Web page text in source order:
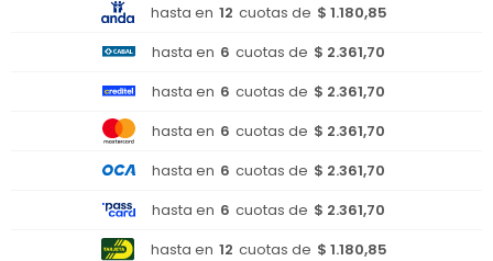
hasta en 12 cuotas de $ 1.180,85
hasta en 6 cuotas de $ 2.361,70
hasta en 6 cuotas de $ 2.361,70
hasta en 6 cuotas de $ 2.361,70
hasta en 6 cuotas de $ 2.361,70
hasta en 6 cuotas de $ 2.361,70
hasta en 12 cuotas de $ 1.180,85